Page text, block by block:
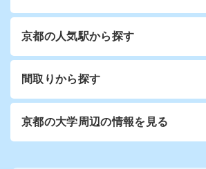
京都の人気駅から探す
間取りから探す
京都の大学周辺の情報を見る